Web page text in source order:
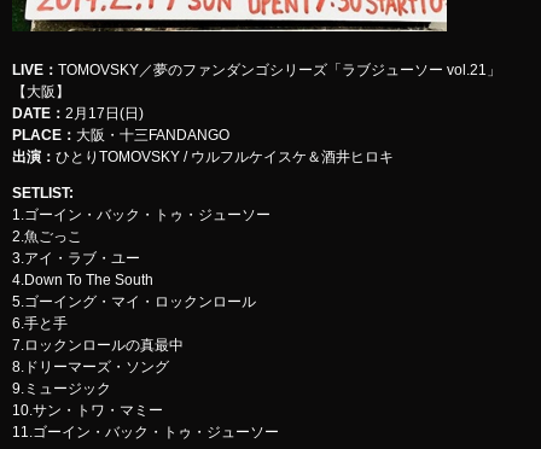
LIVE ： TOMOVSKY／夢のファンダンゴシリーズ「ラブジューソー vol.21」
【大阪】
DATE： 2月17日(日)
PLACE： 大阪・十三FANDANGO
出演： ひとりTOMOVSKY / ウルフルケイスケ＆酒井ヒロキ
SETLIST:
1.ゴーイン・バック・トゥ・ジューソー
2.魚ごっこ
3.アイ・ラブ・ユー
4.Down To The South
5.ゴーイング・マイ・ロックンロール
6.手と手
7.ロックンロールの真最中
8.ドリーマーズ・ソング
9.ミュージック
10.サン・トワ・マミー
11.ゴーイン・バック・トゥ・ジューソー